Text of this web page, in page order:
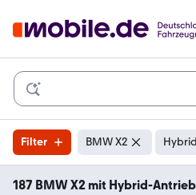
Filter BMW X2
187 BMW X2 mit Hybrid-